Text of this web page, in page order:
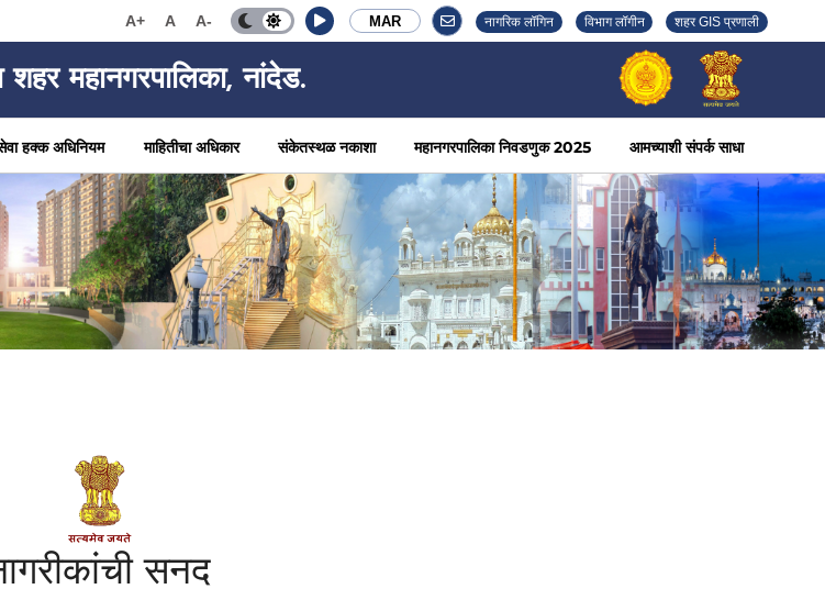
A+ A A- MAR नागरिक लॉगिन विभाग लॉगीन शहर GIS प्रणाली
शहर महानगरपालिका, नांदेड.
हक्क अधिनियम माहितीचा अधिकार संकेतस्थळ नकाशा महानगरपालिका निवडणुक 2025 आमच्याशी संपर्क साधा
सनद